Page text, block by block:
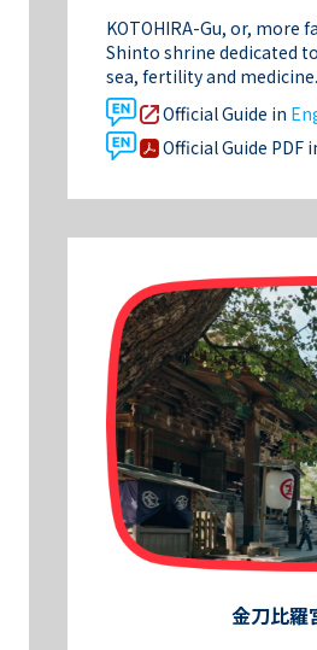
KOTOHIRA-Gu, or, more
Shinto shrine dedicated
sea, fertility and medicine.
Official Guide in
Official Guide PDF
金刀比羅